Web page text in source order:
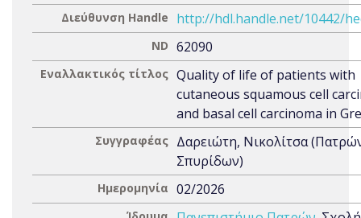
Διεύθυνση Handle http://hdl.handle.net/10442/
ND 62090
Εναλλακτικός τίτλος Quality of life of patients with
cutaneous squamous cell
and basal cell carcinoma in
Συγγραφέας Δαρειώτη, Νικολίτσα
Σπυρίδων)
Ημερομηνία 02/2026